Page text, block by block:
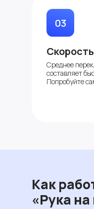
Среднее
составляет
Попробуйте
03
Как
«Рука на